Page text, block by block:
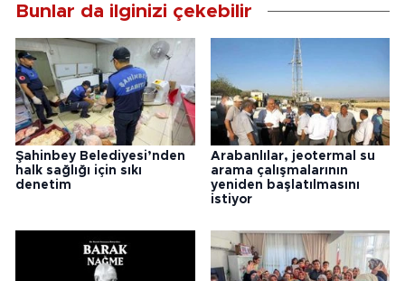
Bunlar da ilginizi çekebilir
Şahinbey Belediyesi’nden
halk sağlığı için sıkı
denetim
Arabanlılar, jeotermal su
arama çalışmalarının
yeniden başlatılmasını
istiyor